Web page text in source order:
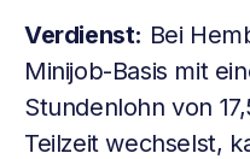
Verdienst: Bei
Minijob-Basis mit
Stundenlohn von
Teilzeit wechselst,